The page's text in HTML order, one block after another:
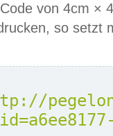
von 4cm ×
so setzt